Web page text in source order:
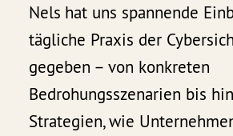
Nels hat uns spannende
tägliche Praxis der
gegeben – von konkreten
Bedrohungsszenarien bis
Strategien, wie